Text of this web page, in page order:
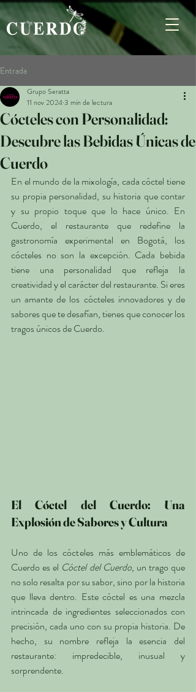
Entrada
Cócteles con Personalidad:
Descubre las Bebidas Únicas de
Cuerdo
Grupo Seratta
11 nov 20243 min de lectura
En el mundo de la mixología, cada cóctel tiene
su propia personalidad, su historia que contar
y su propio toque que lo hace único. En
Cuerdo, el restaurante que redefine la
gastronomía experimental en Bogotá, los
cócteles no son la excepción. Cada bebida
tiene una personalidad que refleja la
creatividad y el carácter del restaurante. Si eres
un amante de los cócteles innovadores y de
sabores que te desafían, tienes que conocer los
tragos únicos de Cuerdo.
El Cóctel del Cuerdo: Una
Explosión de Sabores y Cultura
Uno de los cócteles más emblemáticos de
Cuerdo es el Cóctel del Cuerdo, un trago que
no solo resalta por su sabor, sino por la historia
que lleva dentro. Este cóctel es una mezcla
intrincada de ingredientes seleccionados con
precisión, cada uno con su propia historia. De
hecho, su nombre refleja la esencia del
restaurante: impredecible, inusual y
sorprendente.